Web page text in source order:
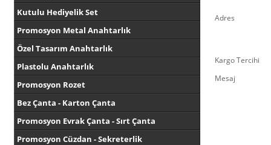
Kutulu Hediyelik Set
Promosyon Metal Anahtarlık
Özel Tasarım Anahtarlık
Plastolu Anahtarlık
Promosyon Rozet
Bez Çanta - Karton Çanta
Promosyon Evrak Çanta - Sırt Çanta
Promosyon Cüzdan - Sekreterlik
Adres
Kargo Tercihi
Mesaj